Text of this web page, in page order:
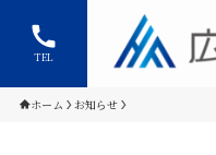
TEL
ホーム お知らせ